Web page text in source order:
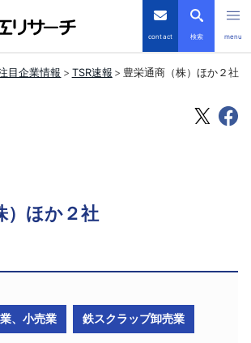
contact 検索 menu
優良企業サイト
目企業情報 TSR速報 豊栄通商（株）ほか２社
）ほか２社
、小売業 鉄スクラップ卸売業